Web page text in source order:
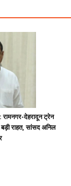
रामनगर-देहरादून ट्रेन
राहत, सांसद अनिल